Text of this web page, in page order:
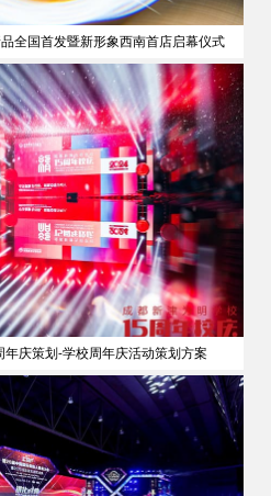
全国首发暨新形象西南首店启幕仪式
庆策划-学校周年庆活动策划方案